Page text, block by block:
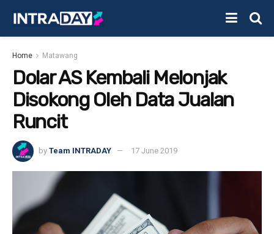
Home Matawang
Dolar AS Kembali Melonjak
Disokong Oleh Data Jualan
Runcit
by Team INTRADAY 17 June 2019